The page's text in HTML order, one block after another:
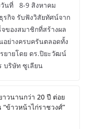
วันที่ 8-9 สิงหาคม
รกิจ รับฟังวิสัยทัศน์จาก
ของสมาชิกที่สร้างผล
อย่างครบครันตลอดทั้ง
ยายโดย ดร.ปิยะวัฒน์
บริษัท ซูเลียน
าวนานกว่า 20 ปี ต่อย
ข้าวหน้าไก่ราชวงศ์”